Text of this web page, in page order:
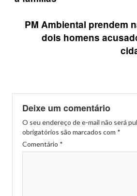
PM Ambiental prendem
dois homens
Deixe um comentário
O seu endereço de e-mail não será
obrigatórios são marcados com *
Comentário *